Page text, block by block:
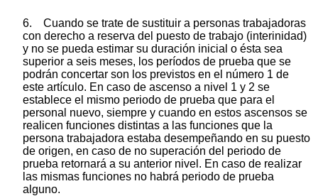
6. Cuando se trate de sustituir a personas trabajadoras
con derecho a reserva del puesto de trabajo (interinidad)
y no se pueda estimar su duración inicial o ésta sea
superior a seis meses, los períodos de prueba que se
podrán concertar son los previstos en el número 1 de
este artículo. En caso de ascenso a nivel 1 y 2 se
establece el mismo periodo de prueba que para el
personal nuevo, siempre y cuando en estos ascensos se
realicen funciones distintas a las funciones que la
persona trabajadora estaba desempeñando en su puesto
de origen, en caso de no superación del periodo de
prueba retornará a su anterior nivel. En caso de realizar
las mismas funciones no habrá periodo de prueba
alguno.